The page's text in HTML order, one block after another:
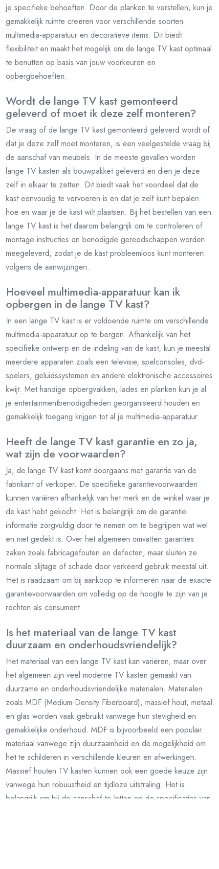
je specifieke behoeften. Door de planken te verstellen, kun je
gemakkelijk ruimte creëren voor verschillende soorten
multimedia-apparatuur en decoratieve items. Dit biedt
flexibiliteit en maakt het mogelijk om de lange TV kast optimaal
te benutten op basis van jouw voorkeuren en
opbergbehoeften.
Wordt de lange TV kast gemonteerd
geleverd of moet ik deze zelf monteren?
De vraag of de lange TV kast gemonteerd geleverd wordt of
dat je deze zelf moet monteren, is een veelgestelde vraag bij
de aanschaf van meubels. In de meeste gevallen worden
lange TV kasten als bouwpakket geleverd en dien je deze
zelf in elkaar te zetten. Dit biedt vaak het voordeel dat de
kast eenvoudig te vervoeren is en dat je zelf kunt bepalen
hoe en waar je de kast wilt plaatsen. Bij het bestellen van een
lange TV kast is het daarom belangrijk om te controleren of
montage-instructies en benodigde gereedschappen worden
meegeleverd, zodat je de kast probleemloos kunt monteren
volgens de aanwijzingen.
Hoeveel multimedia-apparatuur kan ik
opbergen in de lange TV kast?
In een lange TV kast is er voldoende ruimte om verschillende
multimedia-apparatuur op te bergen. Afhankelijk van het
specifieke ontwerp en de indeling van de kast, kun je meestal
meerdere apparaten zoals een televisie, spelconsoles, dvd-
spelers, geluidssystemen en andere elektronische accessoires
kwijt. Met handige opbergvakken, lades en planken kun je al
je entertainmentbenodigdheden georganiseerd houden en
gemakkelijk toegang krijgen tot al je multimedia-apparatuur.
Heeft de lange TV kast garantie en zo ja,
wat zijn de voorwaarden?
Ja, de lange TV kast komt doorgaans met garantie van de
fabrikant of verkoper. De specifieke garantievoorwaarden
kunnen variëren afhankelijk van het merk en de winkel waar je
de kast hebt gekocht. Het is belangrijk om de garantie-
informatie zorgvuldig door te nemen om te begrijpen wat wel
en niet gedekt is. Over het algemeen omvatten garanties
zaken zoals fabricagefouten en defecten, maar sluiten ze
normale slijtage of schade door verkeerd gebruik meestal uit.
Het is raadzaam om bij aankoop te informeren naar de exacte
garantievoorwaarden om volledig op de hoogte te zijn van je
rechten als consument.
Is het materiaal van de lange TV kast
duurzaam en onderhoudsvriendelijk?
Het materiaal van een lange TV kast kan variëren, maar over
het algemeen zijn veel moderne TV kasten gemaakt van
duurzame en onderhoudsvriendelijke materialen. Materialen
zoals MDF (Medium-Density Fiberboard), massief hout, metaal
en glas worden vaak gebruikt vanwege hun stevigheid en
gemakkelijke onderhoud. MDF is bijvoorbeeld een populair
materiaal vanwege zijn duurzaamheid en de mogelijkheid om
het te schilderen in verschillende kleuren en afwerkingen.
Massief houten TV kasten kunnen ook een goede keuze zijn
vanwege hun robuustheid en tijdloze uitstraling. Het is
belangrijk om bij de aanschaf te letten op de specificaties van